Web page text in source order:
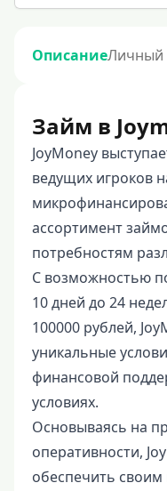
ОписаниеЛичный
Займ в
JoyMoney
ведущих игроков
ассортимент
потребностям
С возможностью
10 дней до 24
100000 рублей,
уникальные
финансовой
условиях.
Основываясь на
оперативности,
обеспечить